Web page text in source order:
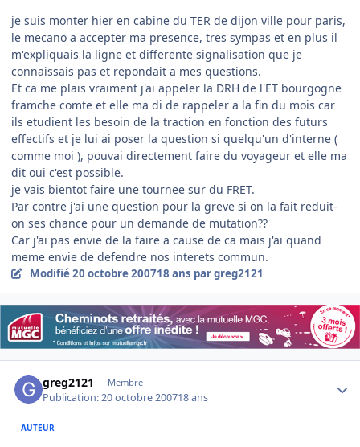
je suis monter hier en cabine du TER de dijon ville pour paris,
le mecano a accepter ma presence, tres sympas et en plus il
m'expliquais la ligne et differente signalisation que je
connaissais pas et repondait a mes questions.
Et ca me plais vraiment j'ai appeler la DRH de l'ET bourgogne
framche comte et elle ma di de rappeler a la fin du mois car
ils etudient les besoin de la traction en fonction des futurs
effectifs et je lui ai poser la question si quelqu'un d'interne (
comme moi ), pouvai directement faire du voyageur et elle ma
dit oui c'est possible.
je vais bientot faire une tournee sur du FRET.
Par contre j'ai une question pour la greve si on la fait reduit-
on ses chance pour un demande de mutation??
Car j'ai pas envie de la faire a cause de ca mais j'ai quand
meme envie de defendre nos interets commun.
Modifié20 octobre 200718 ans par greg2121
greg2121 Membre
Publication:20 octobre 200718 ans
AUTEUR